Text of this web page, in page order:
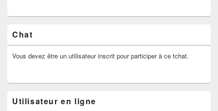
Chat
Vous devez être un utilisateur inscrit pour participer à ce tchat.
Utilisateur en ligne